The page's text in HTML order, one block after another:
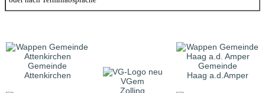
Gemeinde
Attenkirchen
VGem
Zolling
Gemeinde
Haag a.d.Amper